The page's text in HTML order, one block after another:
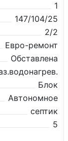
1
147/104/25
2/2
Евро-ремонт
Обставлена
Блок
Автономное
септик
5